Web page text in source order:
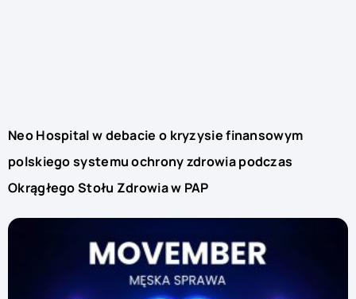
Neo Hospital w debacie o kryzysie finansowym
polskiego systemu ochrony zdrowia podczas
Okrągłego Stołu Zdrowia w PAP